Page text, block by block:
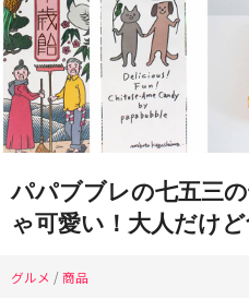
パパブブレの七五三
ゃ可愛い！大人だけ
グルメ /商品